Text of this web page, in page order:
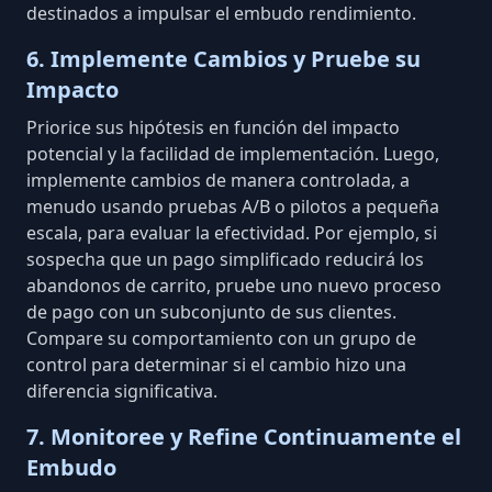
destinados a impulsar el embudo rendimiento.
6. Implemente Cambios y Pruebe su
Impacto
Priorice sus hipótesis en función del impacto
potencial y la facilidad de implementación. Luego,
implemente cambios de manera controlada, a
menudo usando pruebas A/B o pilotos a pequeña
escala, para evaluar la efectividad. Por ejemplo, si
sospecha que un pago simplificado reducirá los
abandonos de carrito, pruebe uno nuevo proceso
de pago con un subconjunto de sus clientes.
Compare su comportamiento con un grupo de
control para determinar si el cambio hizo una
diferencia significativa.
7. Monitoree y Refine Continuamente el
Embudo